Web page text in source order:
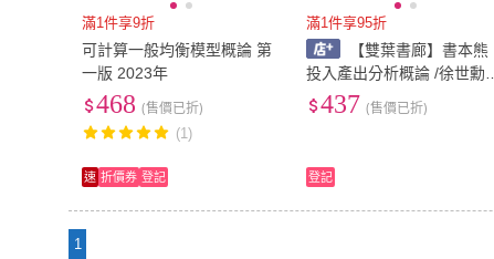
滿1件享9折
可計算一般均衡模型概論 第
一版 2023年
468 (售價已折)
(1)
速 折價券 登記
滿1件享95折
【雙葉書廊】書本熊
投入產出分析概論 /徐世勳：
9789869838603
437 (售價已折)
登記
1